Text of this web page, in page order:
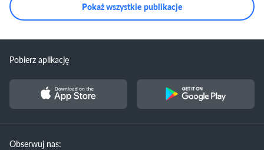
Pokaż wszystkie publikacje
Pobierz aplikację
Obserwuj nas: